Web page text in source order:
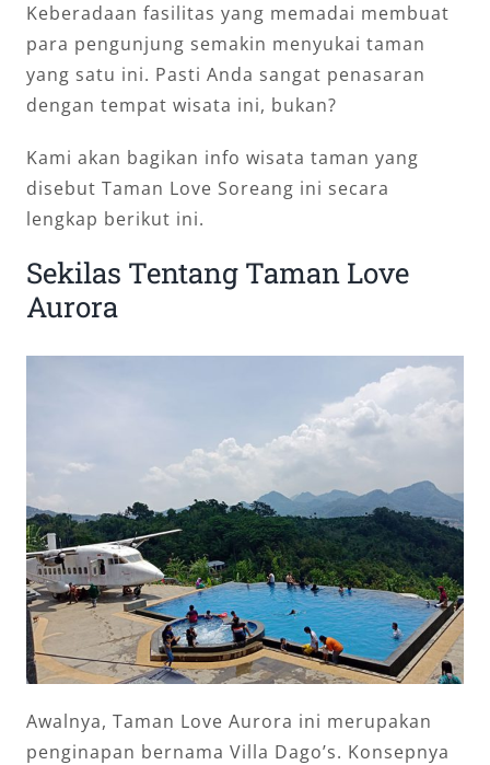
Keberadaan fasilitas yang memadai membuat
para pengunjung semakin menyukai taman
yang satu ini. Pasti Anda sangat penasaran
dengan tempat wisata ini, bukan?
Kami akan bagikan info wisata taman yang
disebut Taman Love Soreang ini secara
lengkap berikut ini.
Sekilas Tentang Taman Love
Aurora
Awalnya, Taman Love Aurora ini merupakan
penginapan bernama Villa Dago’s. Konsepnya